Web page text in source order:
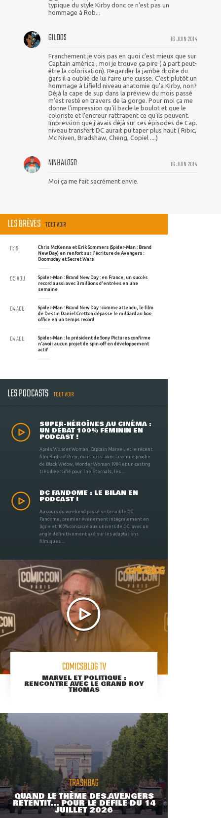
typique du style Kirby donc ce n'est pas un
hommage à Rob...
16 JUIN 2014
GILDOS
Franchement je vois pas en quoi c'est mieux que sur
Captain américa , moi je trouve ça pire ( à part peut-
être la colorisation). Regarder la jambe droite du
gars il a oublié de lui faire une cuisse. C'est plutôt un
hommage à Lifield niveau anatomie qu'a Kirby, non?
Déjà la cape de sup dans la préview du mois passé
m'est resté en travers de la gorge. Pour moi ça me
donne l'impression qu'il bacle le boulot et que le
coloriste et l'encreur rattrapent ce qu'ils peuvent.
Impression que j'avais déjà sur ces épisodes de Cap.
niveau transfert DC aurait pu taper plus haut ( Ribic,
Mc Niven, Bradshaw, Cheng, Copiel ....)
16 JUIN 2014
NINHALO50
Moi ça me fait sacrément envie.
LES BRÈVES TOUT VOIR
Chris McKenna et Erik Sommers (Spider-Man : Brand
New Day) en renfort sur l'écriture de Avengers :
Doomsday et Secret Wars
11:19
Spider-Man : Brand New Day : en France, un succès
record aussi avec 3 millions d'entrées en une
semaine
05 AOU
Spider-Man : Brand New Day : comme attendu, le film
de Destin Daniel Cretton dépasse le milliard au box-
office en un temps record
04 AOU
Spider-Man : le président de Sony Pictures confirme
n'avoir aucun projet de spin-off en développement
actif
04 AOU
LES PODCASTS TOUT VOIR
SUPER-HÉROÏNES AU CINÉMA :
UN DÉBAT 100% FÉMININ EN
PODCAST !
Après Wonder Woman, Captain Marvel, et le récent
film Birds of Prey, mais aussi avec la venue proche
de Black Widow, Wonder Woman 1984 et un casting
très diversifié pour The Eternals, les ...
DC FANDOME : LE BILAN EN
PODCAST !
Au cours du weekend passé se tenait le DC
Fandome, premier évènement intégralement en
ligne et 100% consacré aux univers de DC, avec un
angle définitivement axé sur les adaptations
filmiques ...
COMICSBLOG TV
MARVEL ET POLITIQUE :
RENCONTRE AVEC LE GRAND ROY
THOMAS
TRASHBAG
QUAND LE THÈME DES AVENGERS
RETENTIT... POUR LE DÉFILÉ DU 14
JUILLET 2026